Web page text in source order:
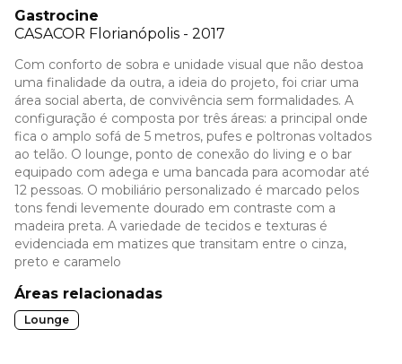
Gastrocine
CASACOR Florianópolis - 2017
Com conforto de sobra e unidade visual que não destoa
uma finalidade da outra, a ideia do projeto, foi criar uma
área social aberta, de convivência sem formalidades. A
configuração é composta por três áreas: a principal onde
fica o amplo sofá de 5 metros, pufes e poltronas voltados
ao telão. O lounge, ponto de conexão do living e o bar
equipado com adega e uma bancada para acomodar até
12 pessoas. O mobiliário personalizado é marcado pelos
tons fendi levemente dourado em contraste com a
madeira preta. A variedade de tecidos e texturas é
evidenciada em matizes que transitam entre o cinza,
preto e caramelo
Áreas relacionadas
Lounge